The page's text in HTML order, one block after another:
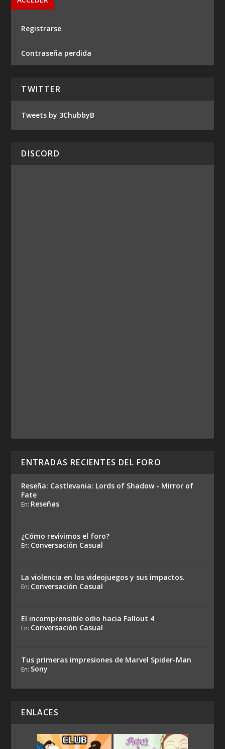
Registrarse
Contraseña perdida
TWITTER
Tweets by 3ChubbyB
DISCORD
ENTRADAS RECIENTES DEL FORO
Reseña: Castlevania: Lords of Shadow - Mirror of
Fate
En: Reseñas
¿Cómo revivimos el foro?
En: Conversación Casual
La violencia en los videojuegos y sus impactos.
En: Conversación Casual
El incomprensible odio hacia Fallout 4
En: Conversación Casual
Tus primeras impresiones de Marvel Spider-Man
En: Sony
ENLACES